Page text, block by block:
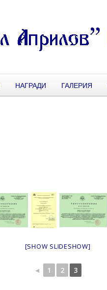
НАГРАДИ ГАЛЕРИЯ
[SHOW SLIDESHOW]
◄ 1 2 3